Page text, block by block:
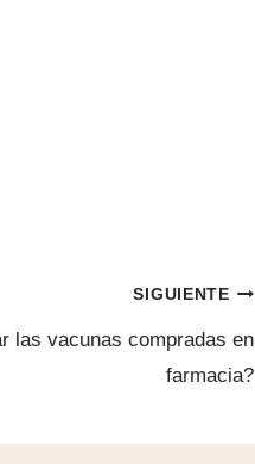
SIGUIENTE
las vacunas compradas en
farmacia?